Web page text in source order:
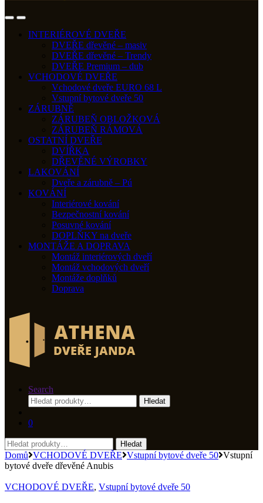
INTERIÉROVÉ DVEŘE
DVEŘE dřevěné – masiv
DVEŘE dřevěné – Trendy
DVEŘE Premium – dub
VCHODOVÉ DVEŘE
Vchodové dveře EURO 68 L
Vstupní bytové dveře 50
ZÁRUBNĚ
ZÁRUBEŇ OBLOŽKOVÁ
ZÁRUBEŇ RÁMOVÁ
OSTATNÍ DVEŘE
DVÍŘKA
DŘEVĚNÉ VÝROBKY
LAKOVÁNÍ
Dveře a zárubně – Pú
KOVÁNÍ
Interiérové kování
Bezpečnostní kování
Posuvné kování
DOPLŇKY na dveře
MONTÁŽE A DOPRAVA
Montáž interiérových dveří
Montáž vchodových dveří
Montáže doplňků
Doprava
Search
Hledat:
Hledat
0
Hledat:
Hledat
Domů VCHODOVÉ DVEŘE Vstupní bytové dveře 50 Vstupní
bytové dveře dřevěné Anubis
VCHODOVÉ DVEŘE, Vstupní bytové dveře 50